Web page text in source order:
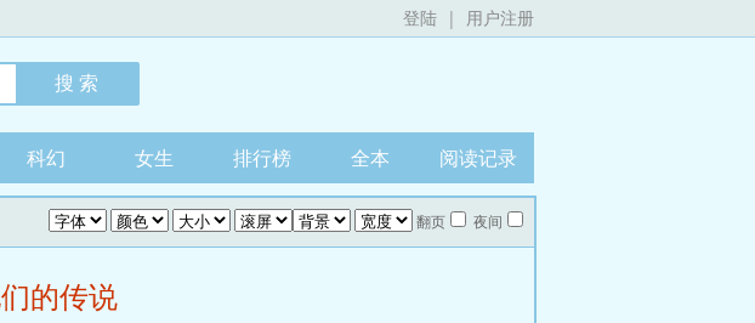
登陆 | 用户注册
科幻 女生 排行榜 全本 阅读记录
翻页 夜间
的传说